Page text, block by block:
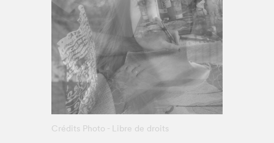
Crédits Photo - Libre de droits